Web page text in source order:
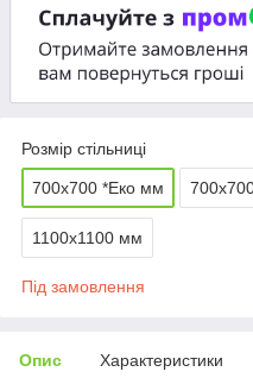
Розмір стільниці
700х700 *Еко мм
1100х1100 мм
Під замовлення
Опис Характеристики